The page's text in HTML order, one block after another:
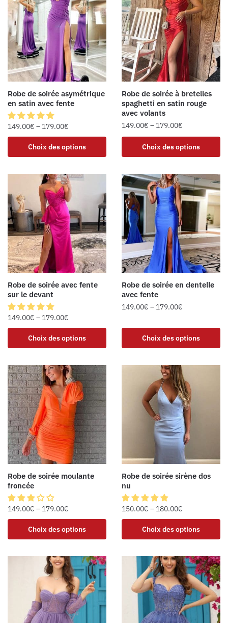
Robe de soirée asymétrique
en satin avec fente
149.00€ – 179.00€
Choix des options
Robe de soirée à bretelles
spaghetti en satin rouge
avec volants
149.00€ – 179.00€
Choix des options
Robe de soirée avec fente
sur le devant
149.00€ – 179.00€
Choix des options
Robe de soirée en dentelle
avec fente
149.00€ – 179.00€
Choix des options
Robe de soirée moulante
froncée
149.00€ – 179.00€
Choix des options
Robe de soirée sirène dos
nu
150.00€ – 180.00€
Choix des options